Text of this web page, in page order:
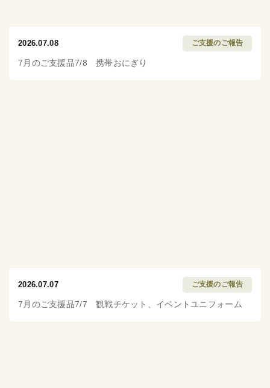
2026.07.08 ご支援のご報告
7月のご支援品7/8 携帯おにぎり
2026.07.07 ご支援のご報告
7月のご支援品7/7 観戦チケット、イベントユニフォーム